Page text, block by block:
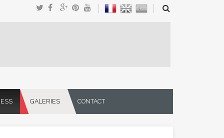
GALERIES CONTACT